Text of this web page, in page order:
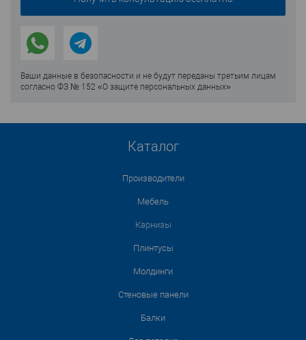
Ваши данные в безопасности и не будут переданы третьим лицам
согласно ФЗ № 152 «О защите персональных данных»
Каталог
Производители
Мебель
Карнизы
Плинтусы
Молдинги
Стеновые панели
Балки